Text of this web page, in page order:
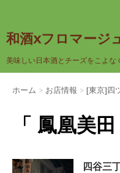
和酒xフロマージ
美味しい日本酒とチーズをこよ
ホーム > お店情報 > [東京]四
「 鳳凰美
四谷三